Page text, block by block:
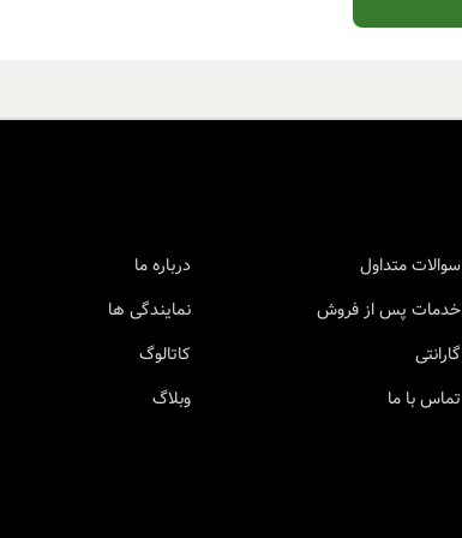
سوالات متداول
خدمات پس از فروش
گارانتی
تماس با ما
درباره ما
نمایندگی ها
کاتالوگ
وبلاگ